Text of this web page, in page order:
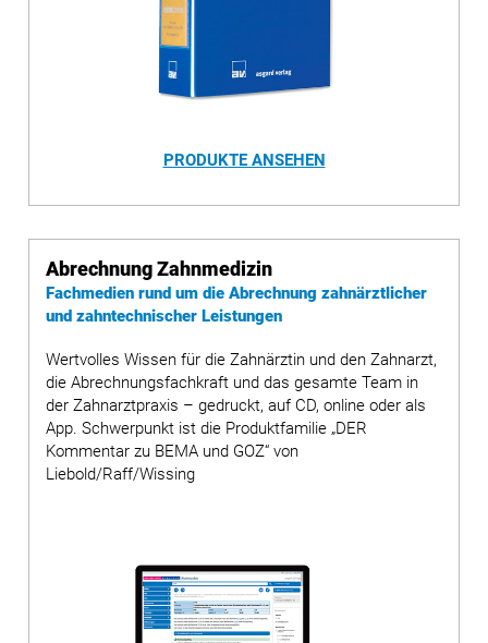
PRODUKTE ANSEHEN
Abrechnung Zahnmedizin
Fachmedien rund um die Abrechnung zahnärztlicher
und zahntechnischer Leistungen
Wertvolles Wissen für die Zahnärztin und den Zahnarzt,
die Abrechnungsfachkraft und das gesamte Team in
der Zahnarztpraxis – gedruckt, auf CD, online oder als
App. Schwerpunkt ist die Produktfamilie „DER
Kommentar zu BEMA und GOZ“ von
Liebold/Raff/Wissing